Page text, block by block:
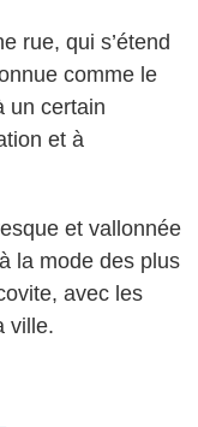
rue, qui s’étend
comme le
un certain
et à
et vallonnée
la mode des plus
avec les
ville.